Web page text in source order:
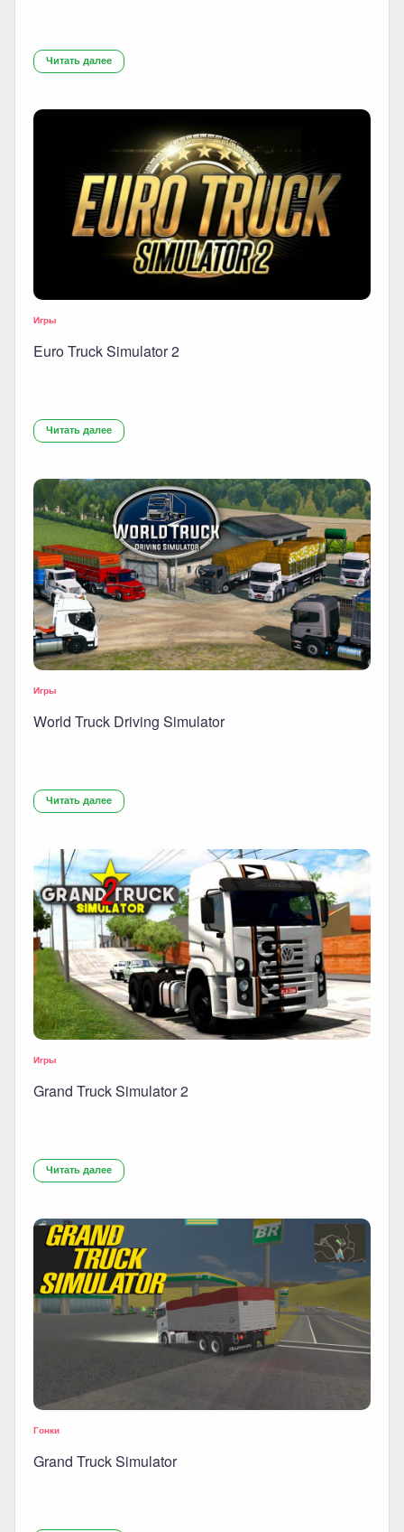
Читать далее
Игры
Euro Truck Simulator 2
Читать далее
Игры
World Truck Driving Simulator
Читать далее
Игры
Grand Truck Simulator 2
Читать далее
Гонки
Grand Truck Simulator